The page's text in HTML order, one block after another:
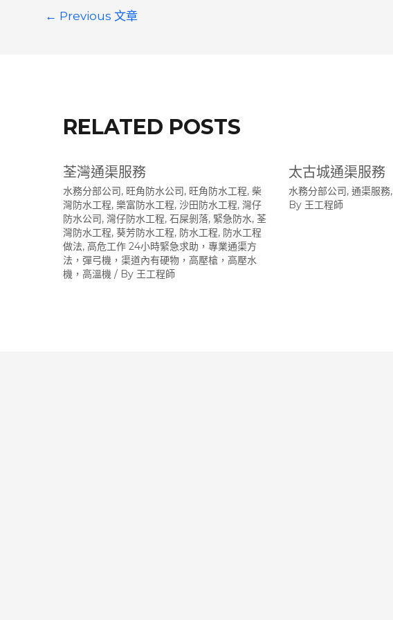
← Previous 文章
RELATED POSTS
荃灣通渠服務
水務分部公司, 旺角防水公司, 旺角防水工程, 柴
灣防水工程, 樂富防水工程, 沙田防水工程, 灣仔
防水公司, 灣仔防水工程, 石屎剝落, 緊急防水, 荃
灣防水工程, 葵芳防水工程, 防水工程, 防水工程
做法, 高危工作 24小時緊急求助，專業通渠方
法，彈弓機，渠道內有硬物，高壓槍，高壓水
機，高溫機/ By 王工程師
太古城通渠服務
水務分部公司, 通渠服務,
By 王工程師